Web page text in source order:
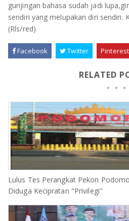
gunjingan bahasa sudah jadi
sendiri yang melupakan diri sendiri.
(Rls/red)
Facebook Twitter Pinterest
RELATED
Lulus Tes Perangkat Pekon
Diduga Kecipratan "Privilegi"